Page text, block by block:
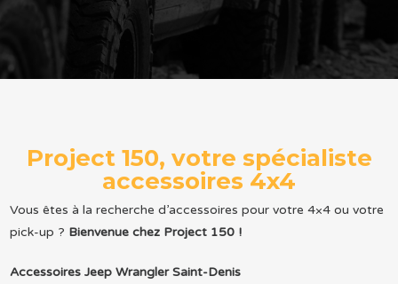
Project 150, votre spécialiste
accessoires 4x4
Vous êtes à la recherche d’accessoires pour votre 4×4 ou votre
pick-up ? Bienvenue chez Project 150 !
Accessoires Jeep Wrangler Saint-Denis